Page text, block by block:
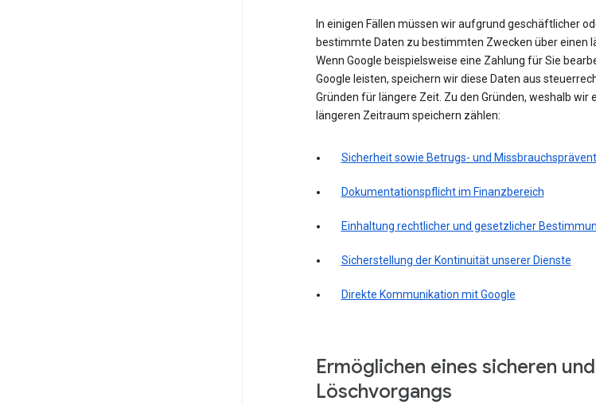
In einigen Fällen müssen wir aufgrund geschäftlicher
bestimmte Daten zu bestimmten Zwecken über einen
Wenn Google beispielsweise eine Zahlung für Sie
Google leisten, speichern wir diese Daten aus
Gründen für längere Zeit. Zu den Gründen, weshalb wir
längeren Zeitraum speichern zählen:
Sicherheit sowie Betrugs- und
Dokumentationspflicht im Finanzbereich
Einhaltung rechtlicher und gesetzlicher
Sicherstellung der Kontinuität unserer Dienste
Direkte Kommunikation mit Google
Ermöglichen eines sicheren
Löschvorgangs